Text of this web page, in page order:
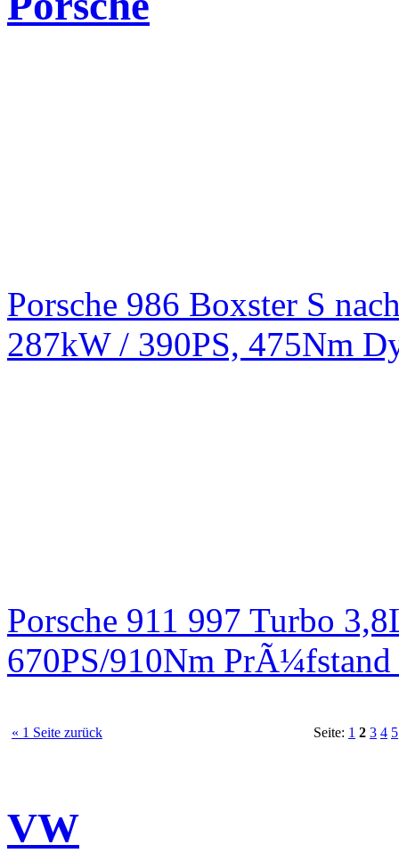
Porsche 986 Boxster S
287kW / 390PS, 475Nm
Porsche 911 997 Turbo
670PS/910Nm PrÃ¼fstand
« 1 Seite zurück Seite: 1 2 3 4 5
VW